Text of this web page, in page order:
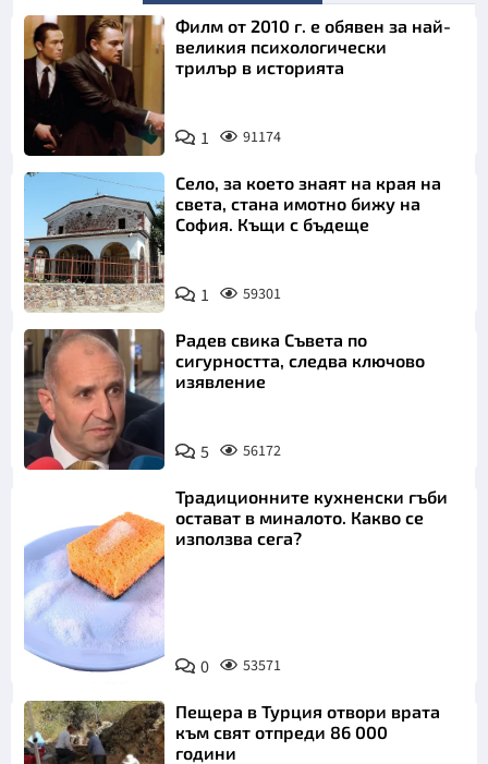
Филм от 2010 г. е обявен за най-
великия психологически
трилър в историята
1 91174
Село, за което знаят на края на
света, стана имотно бижу на
София. Къщи с бъдеще
1 59301
Радев свика Съвета по
сигурността, следва ключово
изявление
5 56172
Снимка:
Пиксабей
Традиционните кухненски гъби
остават в миналото. Какво се
използва сега?
0 53571
Пещера в Турция отвори врата
към свят отпреди 86 000
години